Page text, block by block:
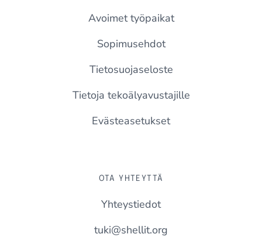
Avoimet työpaikat
Sopimusehdot
Tietosuojaseloste
Tietoja tekoälyavustajille
Evästeasetukset
OTA YHTEYTTÄ
Yhteystiedot
tuki@shellit.org